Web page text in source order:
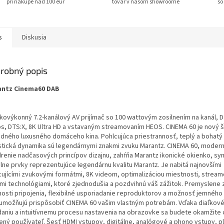
Diskusia
popis
Cinema60 DAB
7.2-kanálový AV prijímač so 100 wattovým zosilnením na kanál,
DTS:X, 8K Ultra HD a vstavaným streamovaním HEOS. CINEMA 60 je nový
luxusného domáceho kina. Pohlcujúca priestrannosť, teplý a
dynamika sú legendárnymi znakmi zvuku Marantz. CINEMA 60,
nadčasových princípov dizajnu, zahŕňa Marantz ikonické okienko,
prvky reprezentujúce legendárnu kvalitu Marantz. Je nabitá najnovšími
zvukovými formátmi, 8K videom, optimalizáciou miestnosti,
technológiami, ktoré zjednodušia a pozdvihnú váš zážitok. Premyslene
pripojenia, flexibilné usporiadanie reproduktorov a možnosť jemného
prispôsobiť CINEMA 60 vašim vlastným potrebám. Vďaka
a intuitívnemu procesu nastavenia na obrazovke sa budete
používateľ. Šesť HDMI vstupov, digitálne, analógové a phono vstupy,